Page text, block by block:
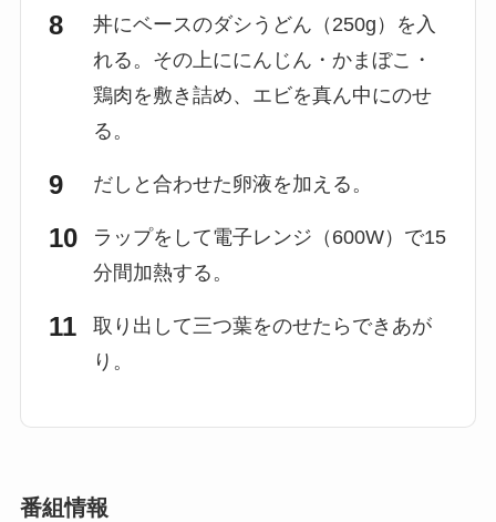
丼にベースのダシうどん（250g）を入
れる。その上ににんじん・かまぼこ・
鶏肉を敷き詰め、エビを真ん中にのせ
る。
だしと合わせた卵液を加える。
ラップをして電子レンジ（600W）で15
分間加熱する。
取り出して三つ葉をのせたらできあが
り。
番組情報